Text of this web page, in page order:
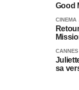
Good
CINEMA
CANNES
sa